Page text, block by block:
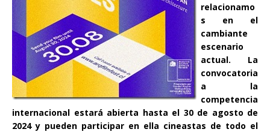
relacionamo
s en el
cambiante
escenario
actual. La
convocatoria
a la
competencia
internacional estará abierta hasta el 30 de agosto de
2024 y pueden participar en ella cineastas de todo el